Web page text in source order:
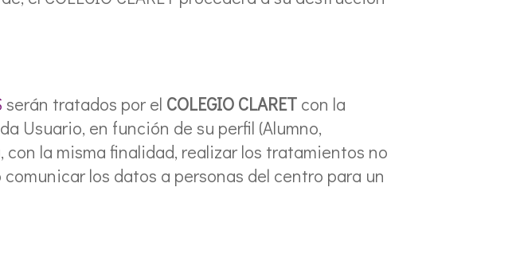
serán tratados por el COLEGIO CLARET con la
Usuario, en función de su perfil (Alumno,
la misma finalidad, realizar los tratamientos no
los datos a personas del centro para un